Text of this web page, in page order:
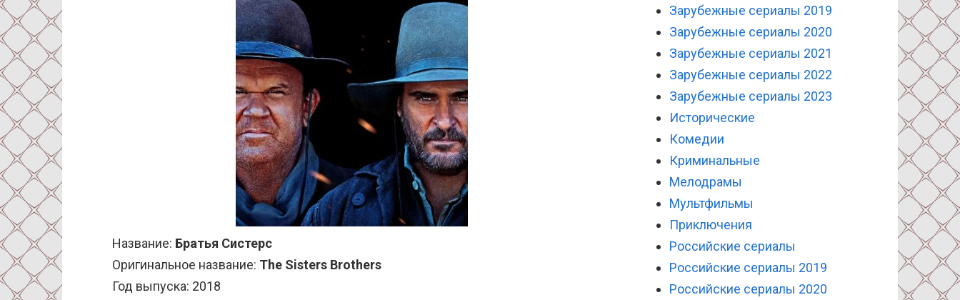
Название: Братья Систерс
Оригинальное название: The Sisters Brothers
Год выпуска: 2018
Зарубежные сериалы 2019
Зарубежные сериалы 2020
Зарубежные сериалы 2021
Зарубежные сериалы 2022
Зарубежные сериалы 2023
Исторические
Комедии
Криминальные
Мелодрамы
Мультфильмы
Приключения
Российские сериалы
Российские сериалы 2019
Российские сериалы 2020